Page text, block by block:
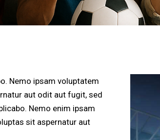
Nemo ipsam voluptatem
aut odit aut fugit, sed
Nemo enim ipsam
sit aspernatur aut